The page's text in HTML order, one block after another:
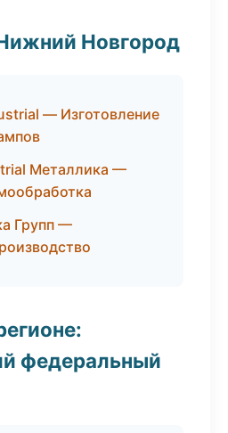
Новгород
— Изготовление
Металлика —
Групп —
федеральный